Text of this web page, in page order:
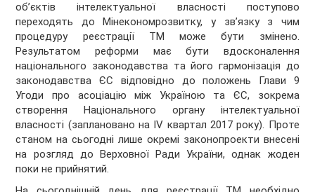
об’єктів інтелектуальної власності поступово
переходять до Мінекономрозвитку, у зв’язку з чим
процедуру реєстрації ТМ може бути змінено.
Результатом реформи має бути вдосконалення
національного законодавства та його гармонізація до
законодавства ЄС відповідно до положень Глави 9
Угоди про асоціацію між Україною та ЄС, зокрема
створення Національного органу інтелектуальної
власності (заплановано на IV квартал 2017 року). Проте
станом на сьогодні лише окремі законопроекти внесені
на розгляд до Верховної Ради України, однак жоден
поки не прийнятий.